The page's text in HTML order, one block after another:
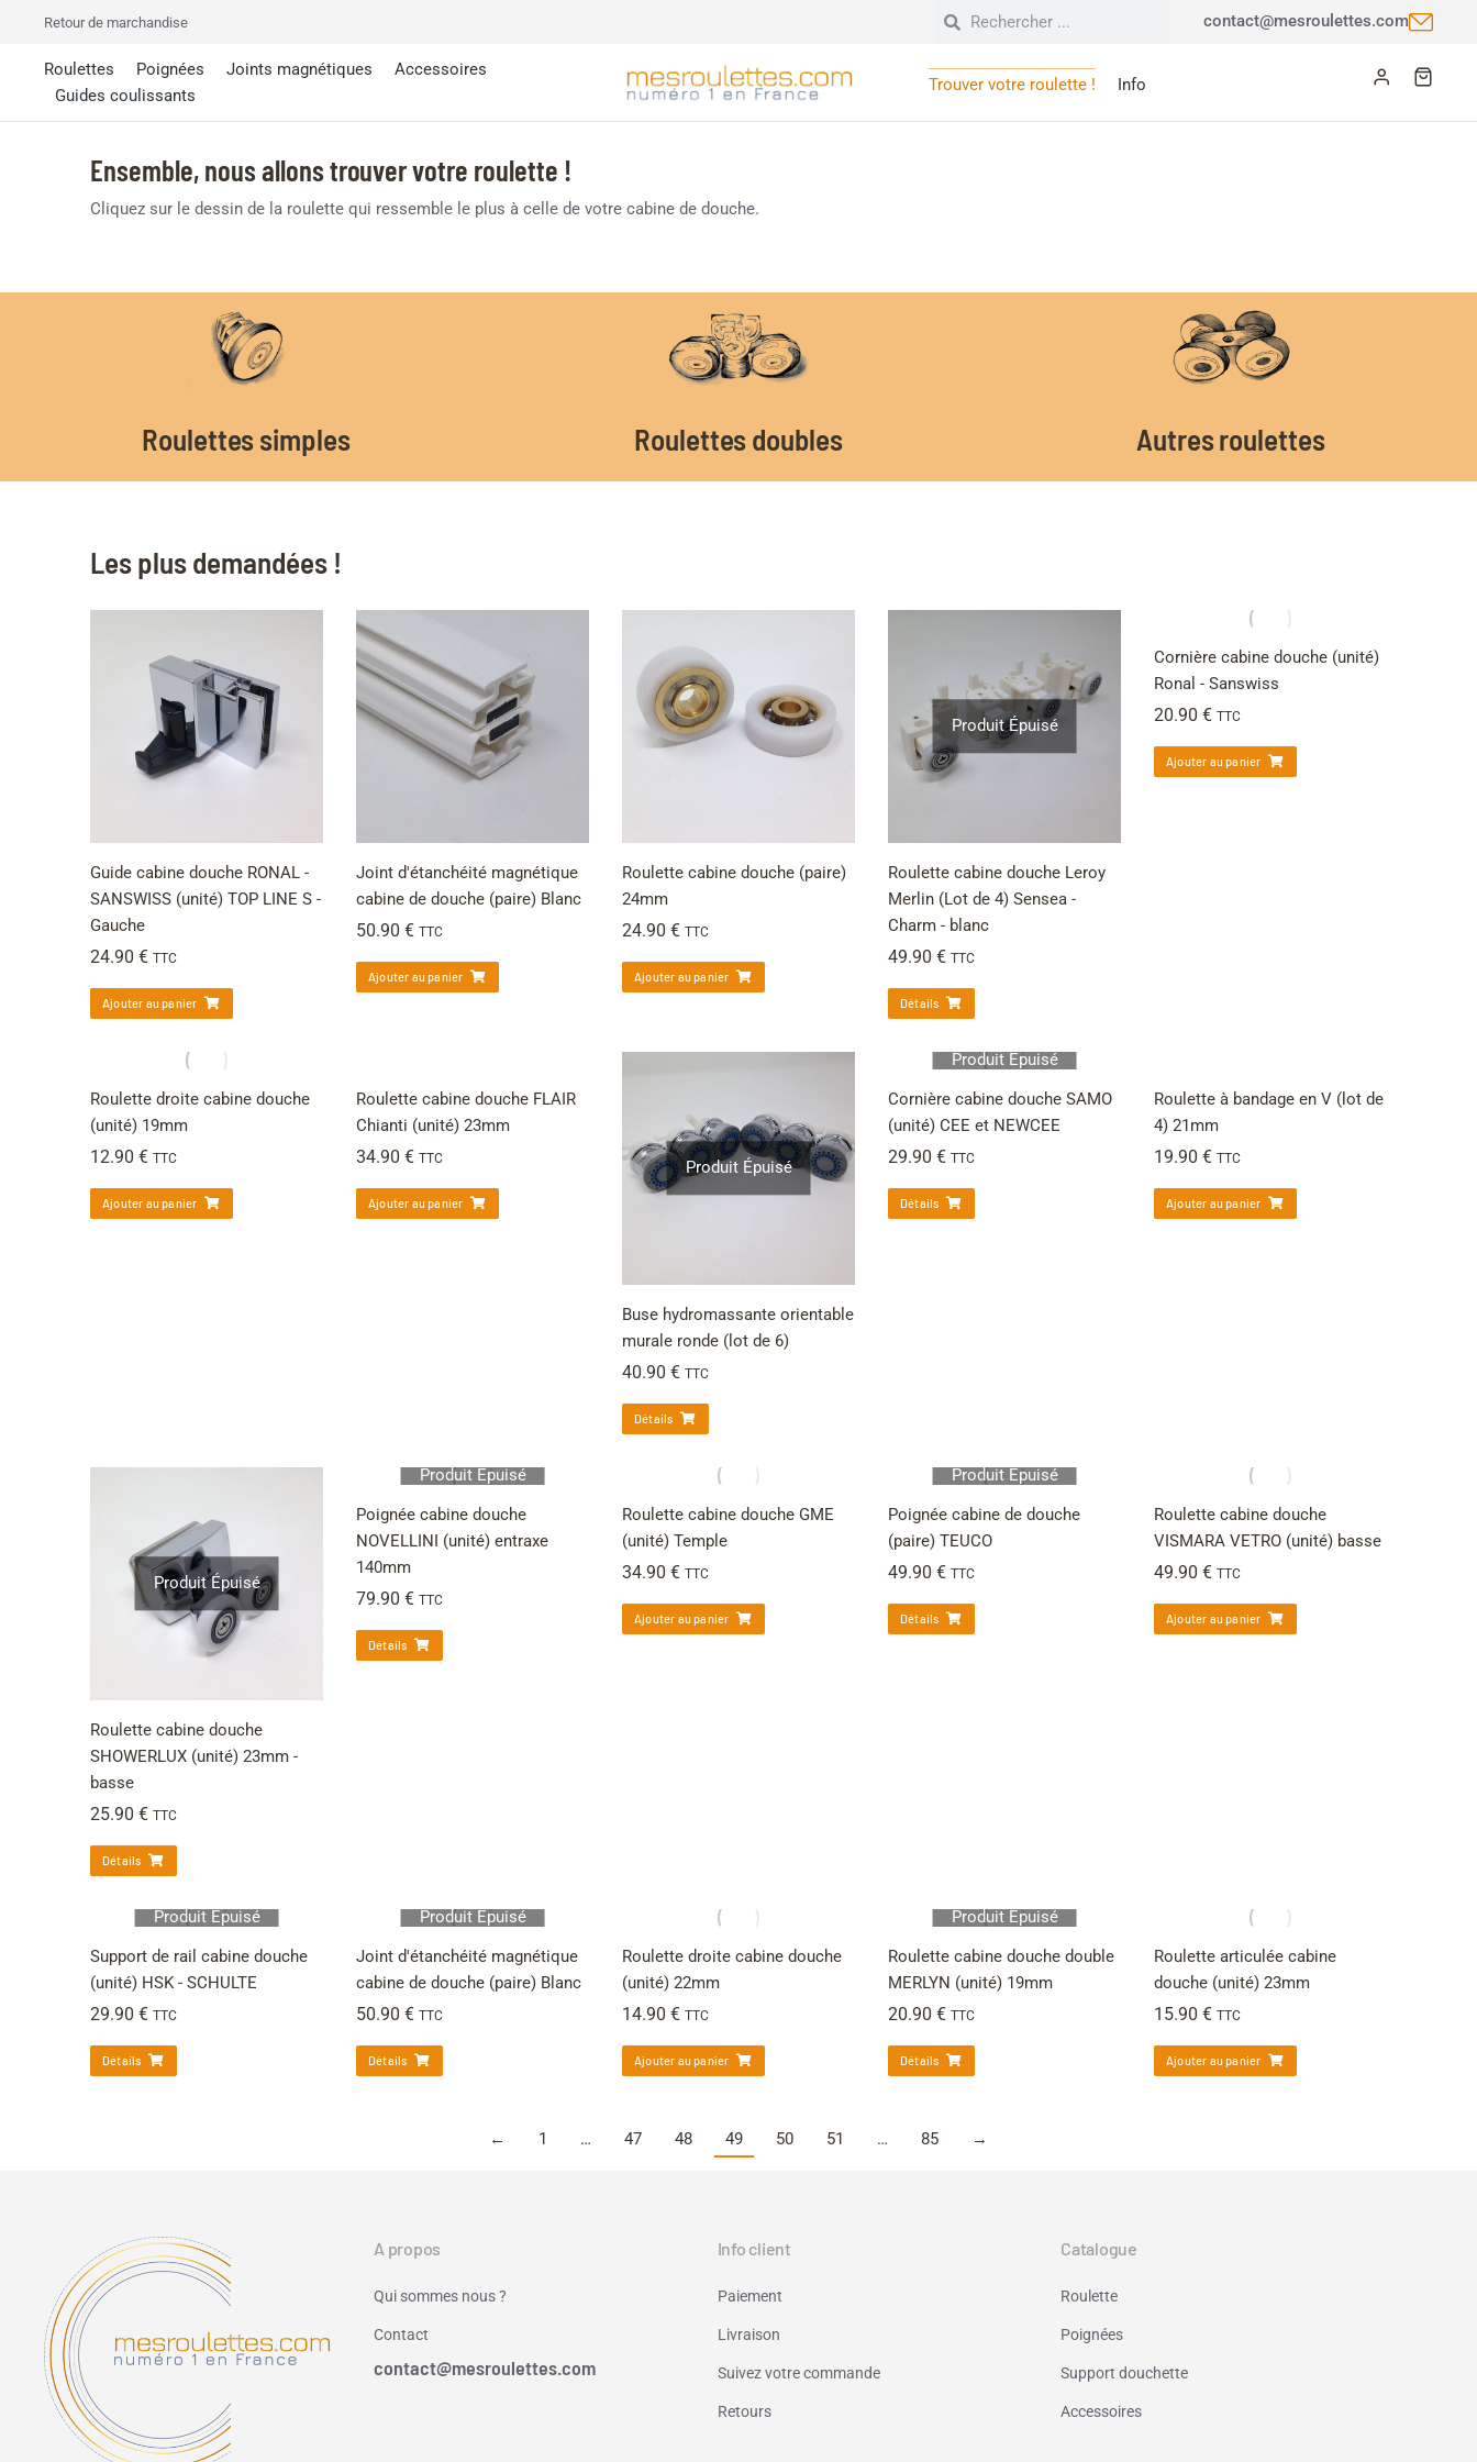
Retour de marchandise contact@mesroulettes.com
Roulettes Poignées Joints magnétiques
Accessoires
Guides coulissants
Trouver votre roulette ! Info
Ensemble, nous allons trouver votre roulette !
Cliquez sur le dessin de la roulette qui ressemble le plus à celle de votre cabine de douche.
Roulettes simples Roulettes doubles Autres roulettes
Les plus demandées !
Guide cabine douche RONAL -
SANSWISS (unité) TOP LINE S -
Gauche
24.90 € TTC
Ajouter au panier
Joint d'étanchéité magnétique
cabine de douche (paire) Blanc
50.90 € TTC
Ajouter au panier
Roulette cabine douche (paire)
24mm
24.90 € TTC
Ajouter au panier
Produit Épuisé
Roulette cabine douche Leroy
Merlin (Lot de 4) Sensea -
Charm - blanc
49.90 € TTC
Détails
Cornière cabine douche (unité)
Ronal - Sanswiss
20.90 € TTC
Ajouter au panier
Roulette droite cabine douche
(unité) 19mm
12.90 € TTC
Ajouter au panier
Roulette cabine douche FLAIR
Chianti (unité) 23mm
34.90 € TTC
Ajouter au panier
Produit Épuisé
Buse hydromassante orientable
murale ronde (lot de 6)
40.90 € TTC
Détails
Produit Épuisé
Cornière cabine douche SAMO
(unité) CEE et NEWCEE
29.90 € TTC
Détails
Roulette à bandage en V (lot de
4) 21mm
19.90 € TTC
Ajouter au panier
Produit Épuisé
Roulette cabine douche
SHOWERLUX (unité) 23mm -
basse
25.90 € TTC
Détails
Produit Épuisé
Poignée cabine douche
NOVELLINI (unité) entraxe
140mm
79.90 € TTC
Détails
Roulette cabine douche GME
(unité) Temple
34.90 € TTC
Ajouter au panier
Produit Épuisé
Poignée cabine de douche
(paire) TEUCO
49.90 € TTC
Détails
Roulette cabine douche
VISMARA VETRO (unité) basse
49.90 € TTC
Ajouter au panier
Produit Épuisé
Support de rail cabine douche
(unité) HSK - SCHULTE
29.90 € TTC
Détails
Produit Épuisé
Joint d'étanchéité magnétique
cabine de douche (paire) Blanc
50.90 € TTC
Détails
Roulette droite cabine douche
(unité) 22mm
14.90 € TTC
Ajouter au panier
Produit Épuisé
Roulette cabine douche double
MERLYN (unité) 19mm
20.90 € TTC
Détails
Roulette articulée cabine
douche (unité) 23mm
15.90 € TTC
Ajouter au panier
← 1 … 47 48 49 50 51 … 85 →
A propos
Qui sommes nous ?
Contact
contact@mesroulettes.com
Info client
Paiement
Livraison
Suivez votre commande
Retours
Catalogue
Roulette
Poignées
Support douchette
Accessoires